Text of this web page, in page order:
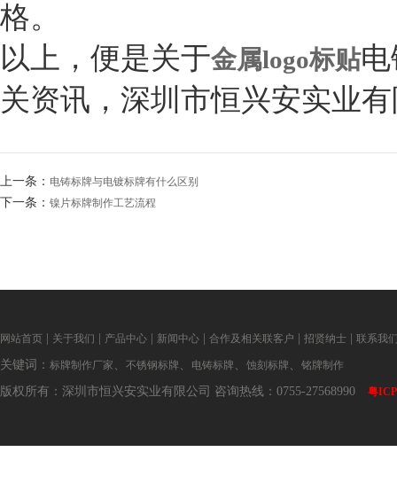
格。
以上，便是关于金属logo标贴
关资讯，深圳市恒兴安实业
上一条： 电铸标牌与电镀标牌有什么区别
下一条： 镍片标牌制作工艺流程
网站首页 关于我们 产品中心 新闻中心 合作及相关联客户 招贤纳士 联系我
关键词： 标牌制作厂家 、 不锈钢标牌 、 电铸标牌 、 蚀刻标牌 、 铭牌制作
版权所有：深圳市恒兴安实业有限公司 咨询热线：0755-27568990 粤